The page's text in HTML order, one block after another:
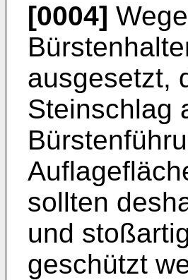
[0004]
ausgesetzt,
Steinschlag
sollten
und
geschützt